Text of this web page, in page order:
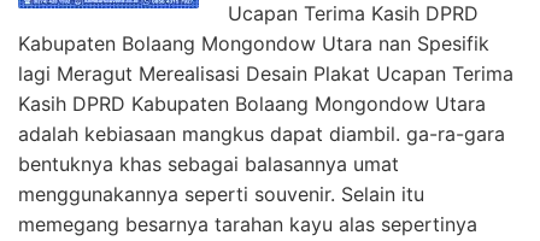
Ucapan Terima Kasih DPRD
Kabupaten Bolaang Mongondow Utara nan Spesifik
lagi Meragut Merealisasi Desain Plakat Ucapan Terima
Kasih DPRD Kabupaten Bolaang Mongondow Utara
adalah kebiasaan mangkus dapat diambil. ga-ra-gara
bentuknya khas sebagai balasannya umat
menggunakannya seperti souvenir. Selain itu
memegang besarnya tarahan kayu alas sepertinya